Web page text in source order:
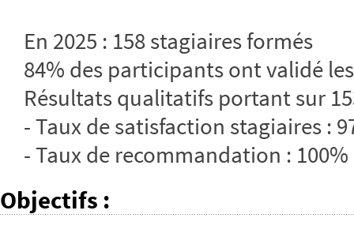
En 2025 : 158 stagiaires formés
84% des participants ont validé
Résultats qualitatifs portant sur
- Taux de satisfaction stagiaires :
- Taux de recommandation : 100%
Objectifs :